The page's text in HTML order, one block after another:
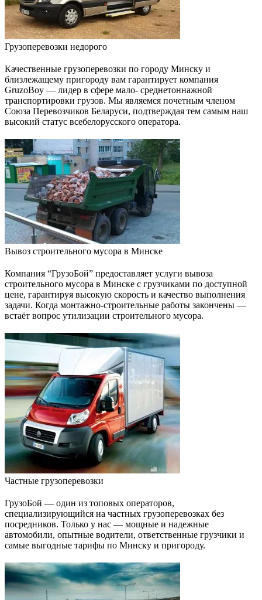
Грузоперевозки недорого
Качественные грузоперевозки по городу Минску и
близлежащему пригороду вам гарантирует компания
GruzoBoy — лидер в сфере мало- среднетоннажной
транспортировки грузов. Мы являемся почетным членом
Союза Перевозчиков Беларуси, подтверждая тем самым наш
высокий статус всебелорусского оператора.
Вывоз строительного мусора в Минске
Компания “ГрузоБой” предоставляет услуги вывоза
строительного мусора в Минске с грузчиками по доступной
цене, гарантируя высокую скорость и качество выполнения
задачи. Когда монтажно-строительные работы закончены —
встаёт вопрос утилизации строительного мусора.
Частные грузоперевозки
ГрузоБой — один из топовых операторов,
специализирующийся на частных грузоперевозках без
посредников. Только у нас — мощные и надежные
автомобили, опытные водители, ответственные грузчики и
самые выгодные тарифы по Минску и пригороду.